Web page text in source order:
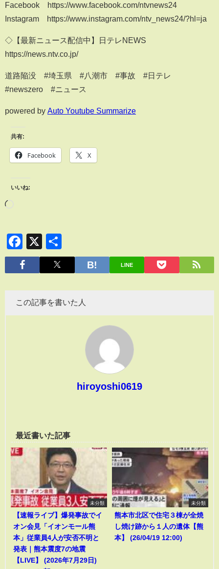
Facebook https://www.facebook.com/ntvnews24
Instagram https://www.instagram.com/ntv_news24/?hl=ja
◇【最新ニュース配信中】日テレNEWS
https://news.ntv.co.jp/
道路陥没 #埼玉県 #八潮市 #事故 #日テレ
#newszero #ニュース
powered by Auto Youtube Summarize
共有:
Facebook X
いいね:
Facebook
X
有
LINE
この記事を書いた人
hiroyoshi0619
最近書いた記事
未分類
【速報ライブ】爆発事故でイ
オン会見「イオンモール熊
本」従業員4人が安否不明と
発表｜熊本震度7の地震
【LIVE】 (2026年7月29日)
未分類
熊本市北区で住宅３棟が全焼
し焼け跡から１人の遺体【熊
本】 (26/04/19 12:00)